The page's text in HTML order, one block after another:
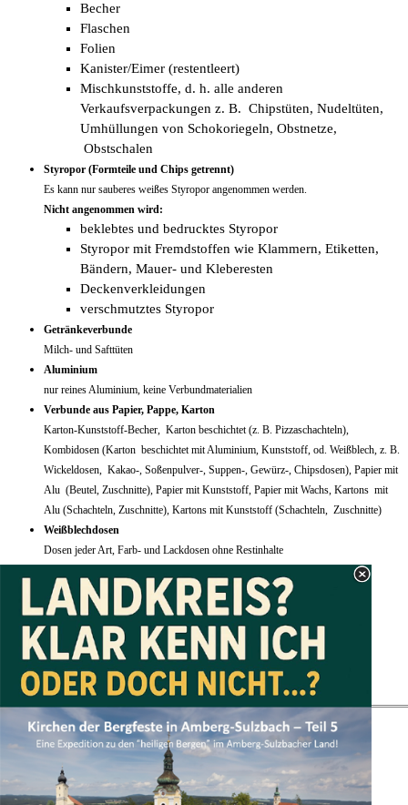
Becher
Flaschen
Folien
Kanister/Eimer (restentleert)
Mischkunststoffe, d. h. alle anderen
Verkaufsverpackungen z. B. Chipstüten, Nudeltüten,
Umhüllungen von Schokoriegeln, Obstnetze,
Obstschalen
Styropor (Formteile und Chips getrennt)
Es kann nur sauberes weißes Styropor angenommen werden.
Nicht angenommen wird:
beklebtes und bedrucktes Styropor
Styropor mit Fremdstoffen wie Klammern, Etiketten,
Bändern, Mauer- und Kleberesten
Deckenverkleidungen
verschmutztes Styropor
Getränkeverbunde
Milch- und Safttüten
Aluminium
nur reines Aluminium, keine Verbundmaterialien
Verbunde aus Papier, Pappe, Karton
Karton-Kunststoff-Becher, Karton beschichtet (z. B. Pizzaschachteln),
Kombidosen (Karton beschichtet mit Aluminium, Kunststoff, od. Weißblech, z. B.
Wickeldosen, Kakao-, Soßenpulver-, Suppen-, Gewürz-, Chipsdosen), Papier mit
Alu (Beutel, Zuschnitte), Papier mit Kunststoff, Papier mit Wachs, Kartons mit
Alu (Schachteln, Zuschnitte), Kartons mit Kunststoff (Schachteln, Zuschnitte)
Weißblechdosen
Dosen jeder Art, Farb- und Lackdosen ohne Restinhalte
wie Flaschen, Konserven-, Marmeladen-, Trinkgläser
kein:Fensterglas, Kochgeschirr aus Glas, Glühlampen, Kochplatten,
Keramik, Porzellan und Steingut (siehe "Bauschutt")
Hinweis:Blaue Glasflaschen werfen Sie bitte in den Grünglas-Container!